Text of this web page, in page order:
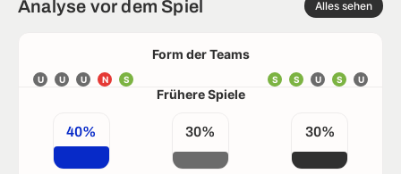
Analyse vor dem Spiel Alles sehen
Form der Teams
U U U N S U
S
U
S
S
Frühere Spiele
40% 30% 30%